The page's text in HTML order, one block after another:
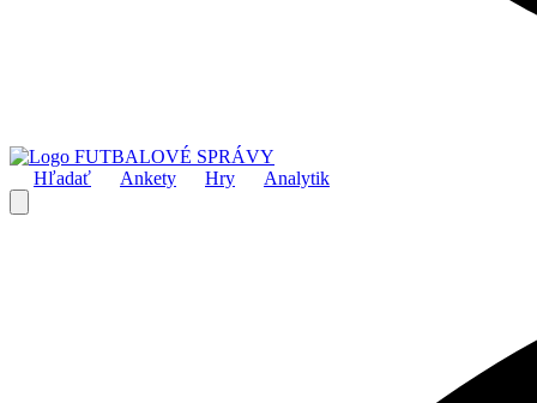
FUTBALOVÉ SPRÁVY
Hľadať
Ankety Hry Analytik